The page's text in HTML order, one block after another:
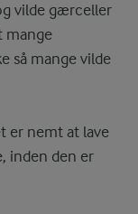
vilde gærceller
mange
så mange vilde
er nemt at lave
inden den er